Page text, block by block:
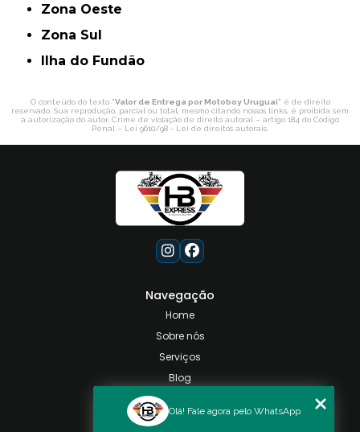
Zona Oeste
Zona Sul
ilha do Fundão
O conteúdo do texto "Valor de Entrega por Motoboy Uruguai" é de direito
reservado. Sua reprodução, parcial ou total, mesmo citando nossos links, é proibida sem
a autorização do autor. Crime de violação de direito autoral – artigo 184 do Código
Penal – Lei 9610/98 - Lei de direitos autorais.
Navegação
Home
Sobre nós
Serviços
Blog
Categorias
Olá! Fale agora pelo WhatsApp